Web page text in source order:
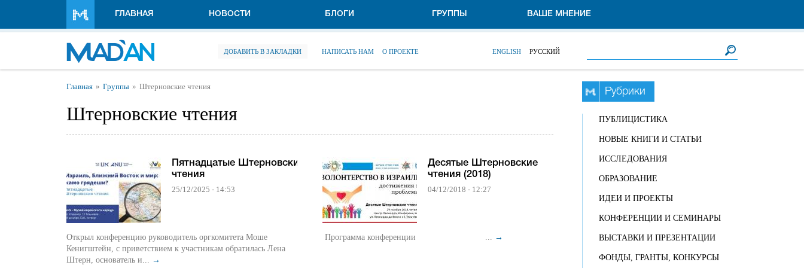
ГЛАВНАЯ НОВОСТИ БЛОГИ ГРУППЫ ВАШЕ МНЕНИЕ
ДОБАВИТЬ В ЗАКЛАДКИ НАПИСАТЬ НАМ О ПРОЕКТЕ ENGLISH РУССКИЙ
Вы здесь
Главная Группы Штерновские чтения
Штерновские чтения
Пятнадцатые Штерновские
чтения
25/12/2025 - 14:53
Открыл конференцию руководитель оргкомитета Моше
Кенигштейн, с приветствием к участникам обратилась Лена
Штерн, основатель и... →
Десятые Штерновские
чтения (2018)
04/12/2018 - 12:27
Программа конференции ... →
Рубрики
ПУБЛИЦИСТИКА
НОВЫЕ КНИГИ И СТАТЬИ
ИССЛЕДОВАНИЯ
ОБРАЗОВАНИЕ
ИДЕИ И ПРОЕКТЫ
КОНФЕРЕНЦИИ И СЕМИНАРЫ
ВЫСТАВКИ И ПРЕЗЕНТАЦИИ
ФОНДЫ, ГРАНТЫ, КОНКУРСЫ